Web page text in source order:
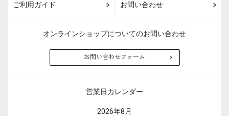
ご利用ガイド お問い合わせ
オンラインショップについてのお問い合わせ
お問い合わせフォーム
営業日カレンダー
2026年8月